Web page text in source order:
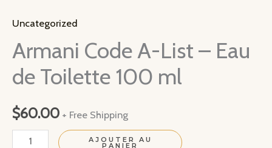
Uncategorized
Armani Code A-List – Eau
de Toilette 100 ml
$60.00 + Free Shipping
quantité
AJOUTER AU
PANIER